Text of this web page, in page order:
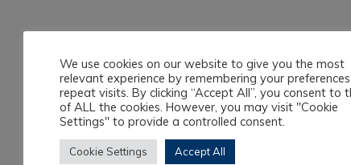
We use cookies on our website to give you the most
relevant experience by remembering your
repeat visits. By clicking “Accept All”, you consent to
of ALL the cookies. However, you may visit "Cookie
Settings" to provide a controlled consent.
Cookie Settings Accept All